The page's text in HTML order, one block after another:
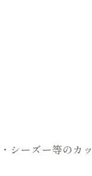
ーズー等のカ